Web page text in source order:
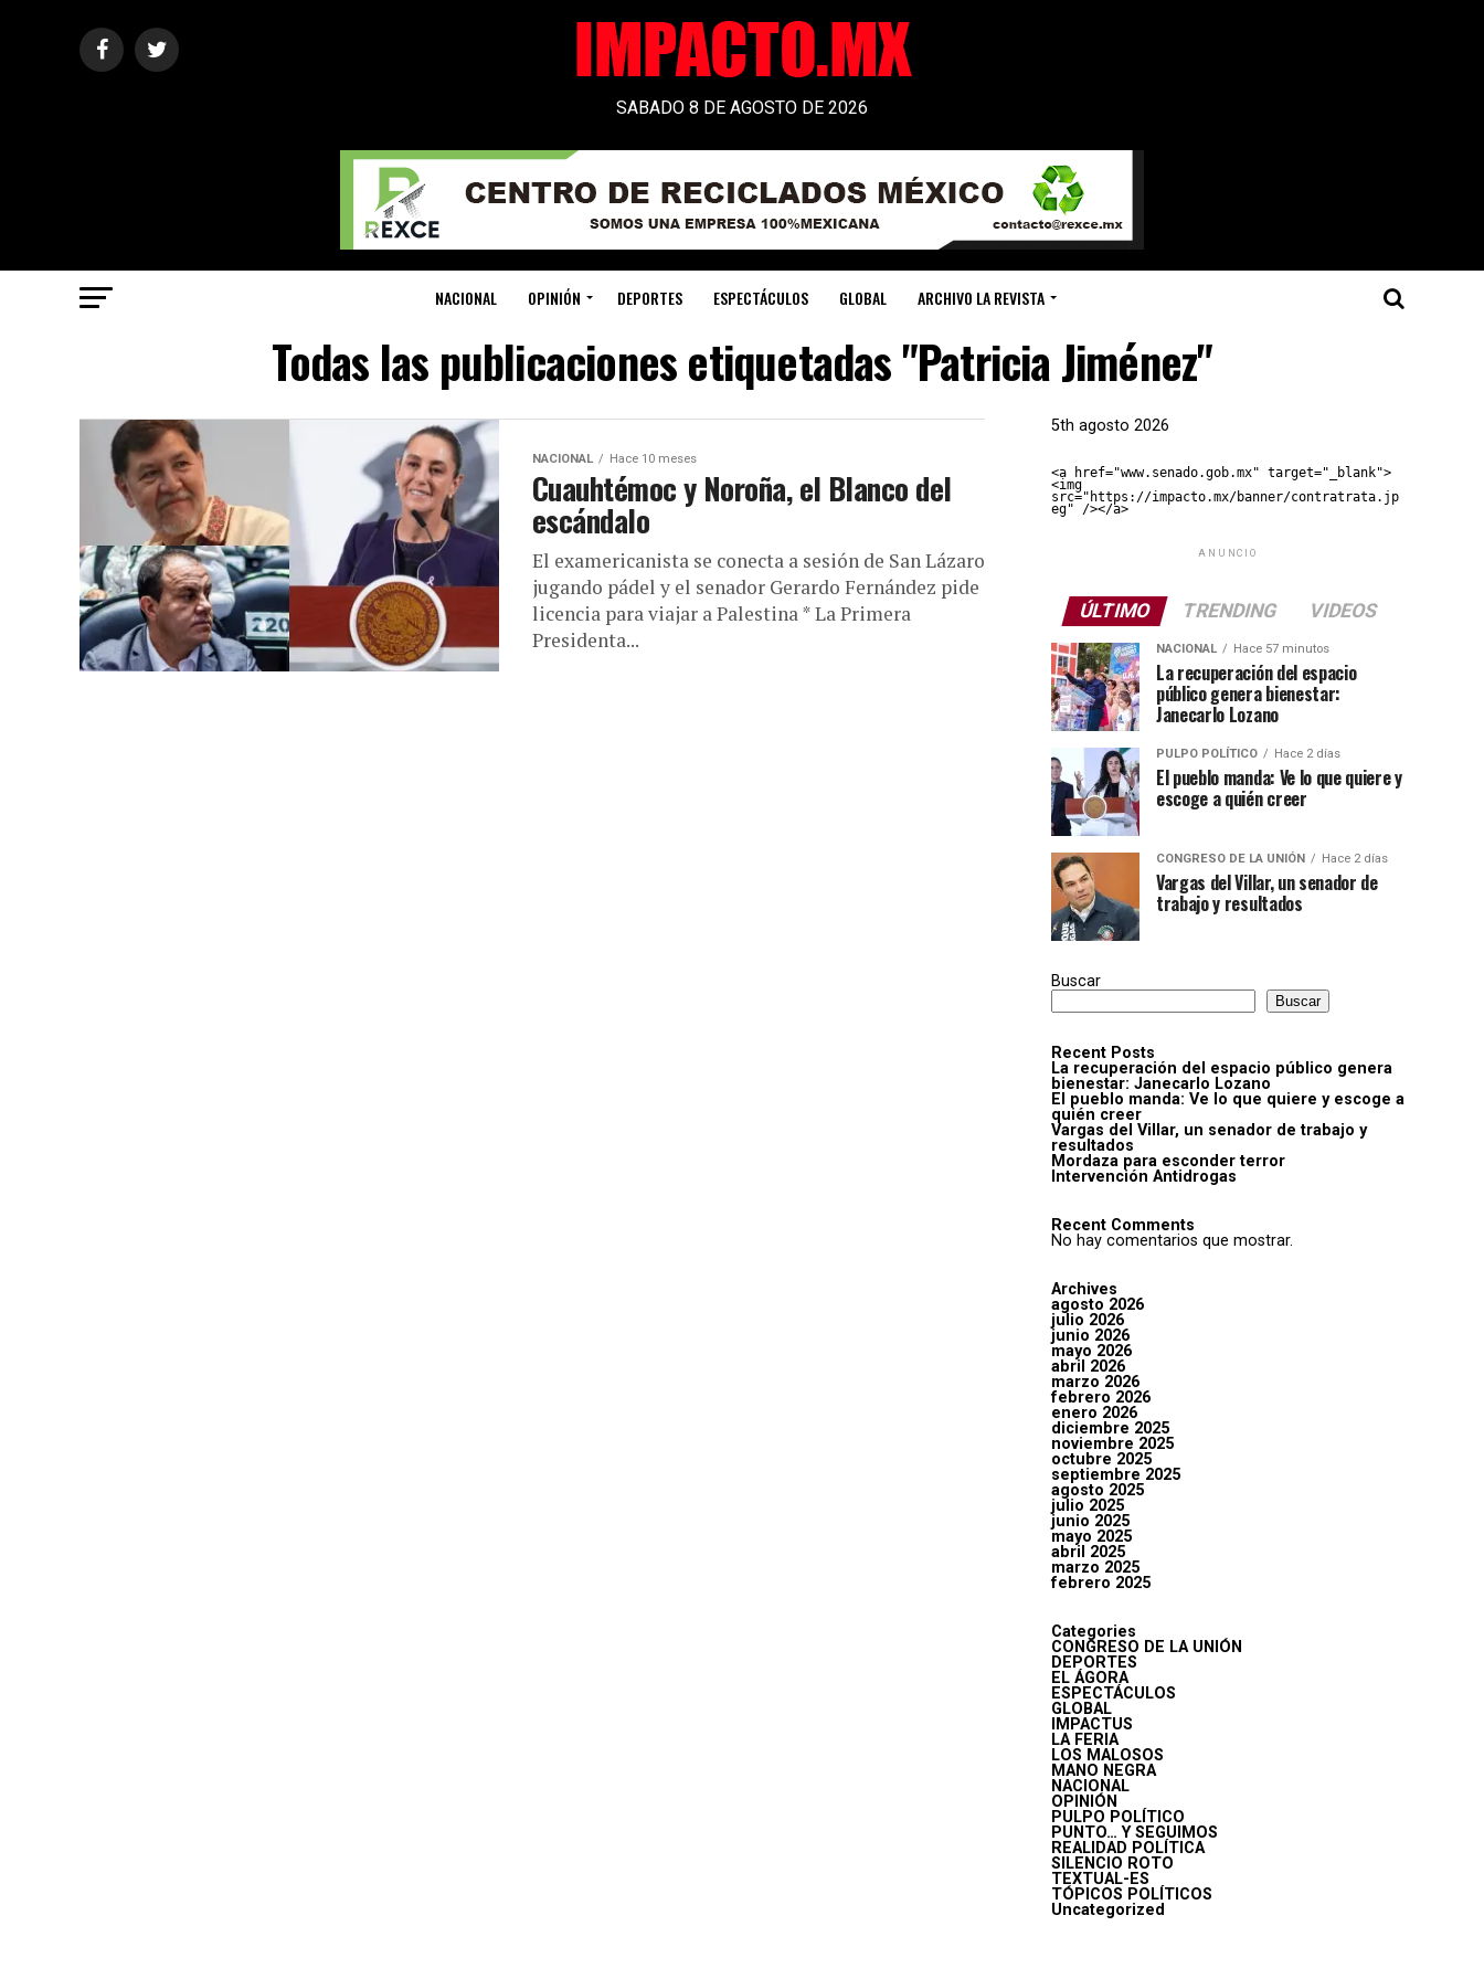
SABADO 8 DE AGOSTO DE 2026
NACIONAL OPINIÓN DEPORTES ESPECTÁCULOS GLOBAL ARCHIVO LA REVISTA
Todas las publicaciones etiquetadas "Patricia Jiménez"
NACIONAL Hace 10 meses
Cuauhtémoc y Noroña, el Blanco del
escándalo
El examericanista se conecta a sesión de San Lázaro
jugando pádel y el senador Gerardo Fernández pide
licencia para viajar a Palestina * La Primera
Presidenta...
5th agosto 2026
<a href="www.senado.gob.mx" target="_blank">
<img
src="https://impacto.mx/banner/contratrata.jp
eg" /></a>
ANUNCIO
ÚLTIMO TRENDING VIDEOS
NACIONAL Hace 57 minutos
La recuperación del espacio
público genera bienestar:
Janecarlo Lozano
PULPO POLÍTICO Hace 2 días
El pueblo manda: Ve lo que quiere y
escoge a quién creer
CONGRESO DE LA UNIÓN Hace 2 días
Vargas del Villar, un senador de
trabajo y resultados
Buscar
Buscar
Recent Posts
La recuperación del espacio público genera
bienestar: Janecarlo Lozano
El pueblo manda: Ve lo que quiere y escoge a
quién creer
Vargas del Villar, un senador de trabajo y
resultados
Mordaza para esconder terror
Intervención Antidrogas
Recent Comments
No hay comentarios que mostrar.
Archives
agosto 2026
julio 2026
junio 2026
mayo 2026
abril 2026
marzo 2026
febrero 2026
enero 2026
diciembre 2025
noviembre 2025
octubre 2025
septiembre 2025
agosto 2025
julio 2025
junio 2025
mayo 2025
abril 2025
marzo 2025
febrero 2025
Categories
CONGRESO DE LA UNIÓN
DEPORTES
EL ÁGORA
ESPECTÁCULOS
GLOBAL
IMPACTUS
LA FERIA
LOS MALOSOS
MANO NEGRA
NACIONAL
OPINIÓN
PULPO POLÍTICO
PUNTO… Y SEGUIMOS
REALIDAD POLÍTICA
SILENCIO ROTO
TEXTUAL-ES
TÓPICOS POLÍTICOS
Uncategorized